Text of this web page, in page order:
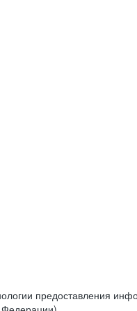
предоставления